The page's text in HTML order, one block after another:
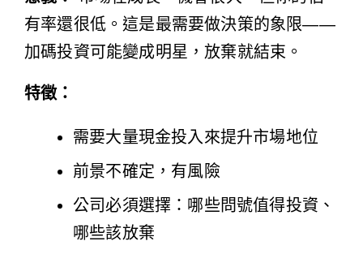
有率還很低。這是最需要做決策的象限——
加碼投資可能變成明星，放棄就結束。
特徵：
需要大量現金投入來提升市場地位
前景不確定，有風險
公司必須選擇：哪些問號值得投資、
哪些該放棄